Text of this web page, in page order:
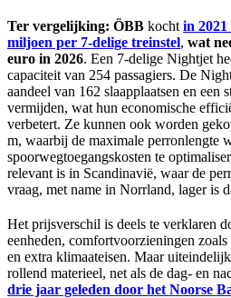
Ter vergelijking: ÖBB kocht in
miljoen per 7-delige treinstel, wat
euro in 2026. Een 7-delige Nightjet
capaciteit van 254 passagiers. De
aandeel van 162 slaapplaatsen en een
vermijden, wat hun economische
verbetert. Ze kunnen ook worden
m, waarbij de maximale perronlengte
spoorwegtoegangskosten te
relevant is in Scandinavië, waar de
vraag, met name in Norrland, lager is
Het prijsverschil is deels te verklaren
eenheden, comfortvoorzieningen
en extra klimaateisen. Maar
rollend materieel, net als de dag- en
drie jaar geleden door het Noorse